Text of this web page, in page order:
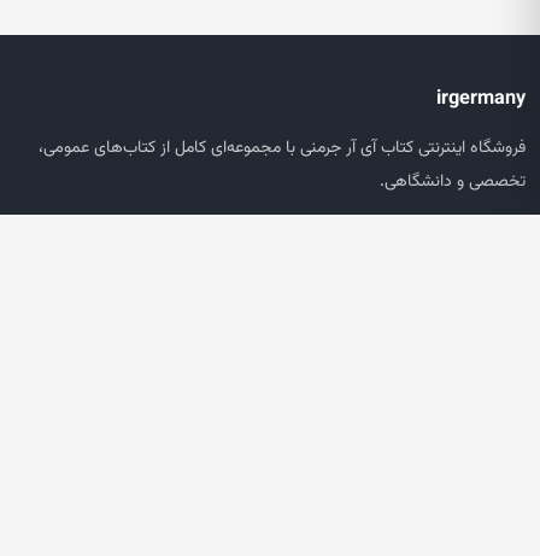
irgermany
فروشگاه اینترنتی کتاب آی آر جرمنی با مجموعه‌ای کامل از کتاب‌های عمومی،
تخصصی و دانشگاهی.